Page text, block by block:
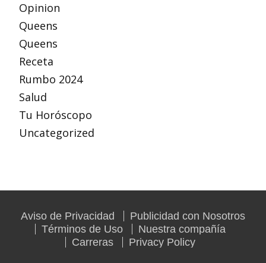
Opinion
Queens
Queens
Receta
Rumbo 2024
Salud
Tu Horóscopo
Uncategorized
Aviso de Privacidad
Publicidad con Nosotros
Términos de Uso
Nuestra compañía
Carreras
Privacy Policy